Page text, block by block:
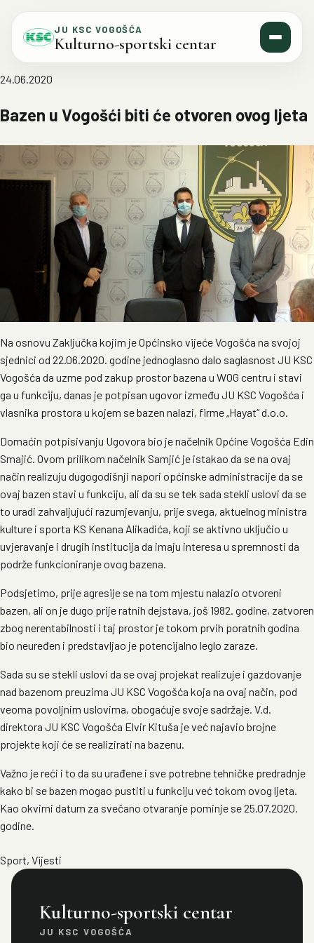
JU KSC VOGOŠĆA
Kulturno-sportski centar
24.06.2020
Bazen u Vogošći biti će otvoren ovog ljeta
Na osnovu Zaključka kojim je Općinsko vijeće Vogošća na svojoj
sjednici od 22.06.2020. godine jednoglasno dalo saglasnost JU KSC
Vogošća da uzme pod zakup prostor bazena u WOG centru i stavi
ga u funkciju, danas je potpisan ugovor između JU KSC Vogošća i
vlasnika prostora u kojem se bazen nalazi, firme „Hayat“ d.o.o.
Domaćin potpisivanju Ugovora bio je načelnik Općine Vogošća Edin
Smajić. Ovom prilikom načelnik Samjić je istakao da se na ovaj
način realizuju dugogodišnji napori općinske administracije da se
ovaj bazen stavi u funkciju, ali da su se tek sada stekli uslovi da se
to uradi zahvaljujući razumjevanju, prije svega, aktuelnog ministra
kulture i sporta KS Kenana Alikadića, koji se aktivno uključio u
uvjeravanje i drugih institucija da imaju interesa u spremnosti da
podrže funkcioniranje ovog bazena.
Podsjetimo, prije agresije se na tom mjestu nalazio otvoreni
bazen, ali on je dugo prije ratnih dejstava, još 1982. godine, zatvoren
zbog nerentabilnosti i taj prostor je tokom prvih poratnih godina
bio neuređen i predstavljao je potencijalno leglo zaraze.
Sada su se stekli uslovi da se ovaj projekat realizuje i gazdovanje
nad bazenom preuzima JU KSC Vogošća koja na ovaj način, pod
veoma povoljnim uslovima, obogaćuje svoje sadržaje. V.d.
direktora JU KSC Vogošća Elvir Kituša je već najavio brojne
projekte koji će se realizirati na bazenu.
Važno je reći i to da su urađene i sve potrebne tehničke predradnje
kako bi se bazen mogao pustiti u funkciju već tokom ovog ljeta.
Kao okvirni datum za svečano otvaranje pominje se 25.07.2020.
godine.
Sport, Vijesti
Kulturno-sportski centar
JU KSC VOGOŠĆA